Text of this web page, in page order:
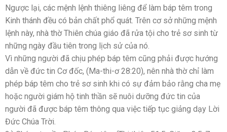
Ngược lại, các mệnh lệnh thiêng liêng để làm báp têm trong
Kinh thánh đều có bản chất phổ quát. Trên cơ sở những mệnh
lệnh này, nhà thờ Thiên chúa giáo đã rửa tội cho trẻ sơ sinh từ
những ngày đầu tiên trong lịch sử của nó.
Vì những người đã chịu phép báp têm cũng phải được hướng
dẫn về đức tin Cơ đốc, (Ma-thi-ơ 28:20), nên nhà thờ chỉ làm
phép báp têm cho trẻ sơ sinh khi có sự đảm bảo rằng cha mẹ
hoặc người giám hộ tinh thần sẽ nuôi dưỡng đức tin của
người đã được báp têm thông qua việc tiếp tục giảng dạy Lời
Đức Chúa Trời.